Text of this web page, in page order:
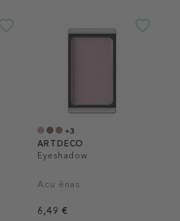
+3
ARTDECO
Eyeshadow
Acu ēnas
6,49 €